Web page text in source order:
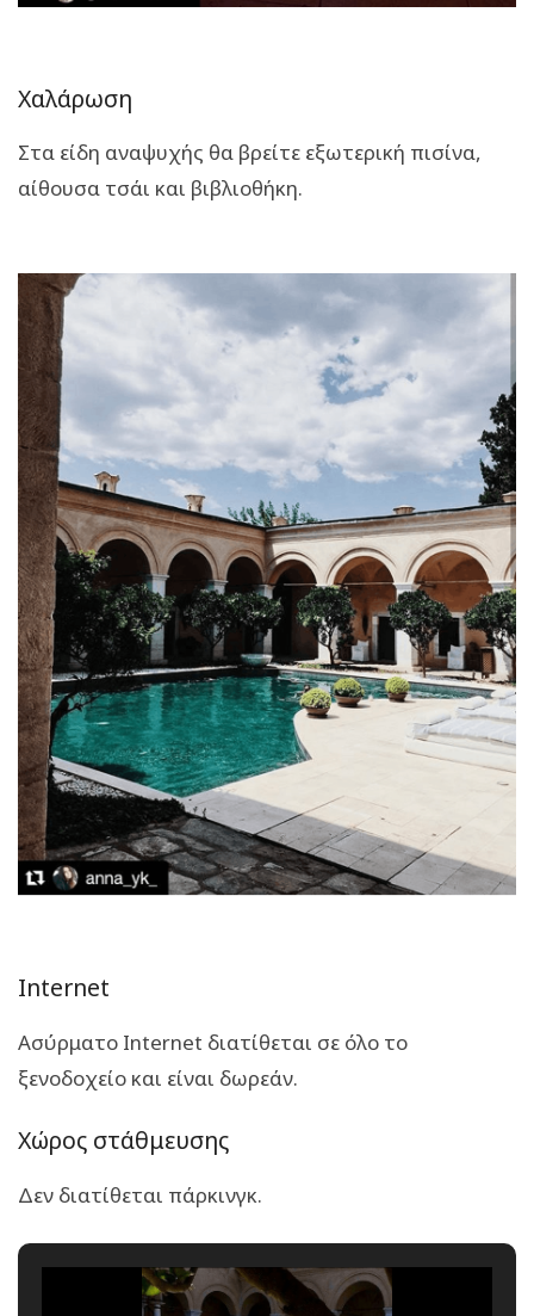
Χαλάρωση
Στα είδη αναψυχής θα βρείτε εξωτερική πισίνα,
αίθουσα τσάι και βιβλιοθήκη.
Internet
Ασύρματο Internet διατίθεται σε όλο το
ξενοδοχείο και είναι δωρεάν.
Χώρος στάθμευσης
Δεν διατίθεται πάρκινγκ.